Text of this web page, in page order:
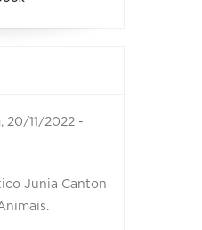
20/11/2022 -
Junia Canton